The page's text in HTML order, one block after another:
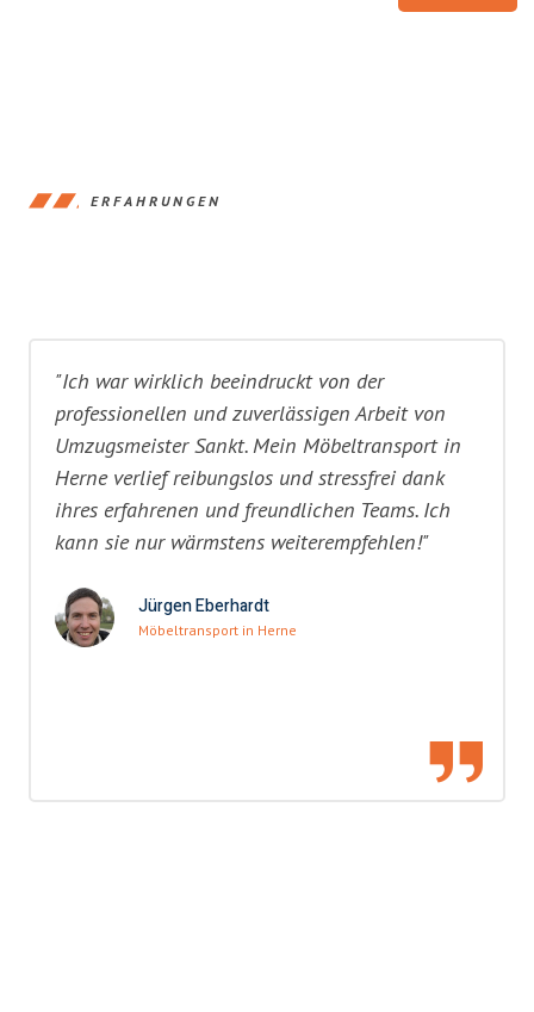
ERFAHRUNGEN
"Ich war wirklich beeindruckt von der
professionellen und zuverlässigen Arbeit von
Umzugsmeister Sankt. Mein Möbeltransport in
Herne verlief reibungslos und stressfrei dank
ihres erfahrenen und freundlichen Teams. Ich
kann sie nur wärmstens weiterempfehlen!"
Jürgen Eberhardt
Möbeltransport in Herne